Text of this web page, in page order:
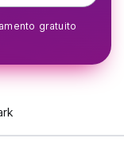
gratuito